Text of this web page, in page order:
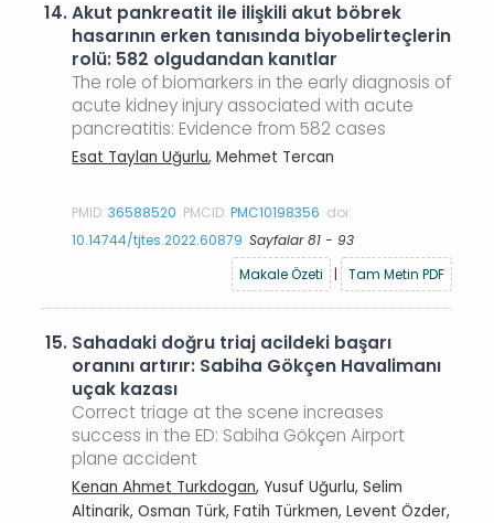
14.Akut pankreatit ile ilişkili akut böbrek
hasarının erken tanısında biyobelirteçlerin
rolü: 582 olgudandan kanıtlar
The role of biomarkers in the early diagnosis of
acute kidney injury associated with acute
pancreatitis: Evidence from 582 cases
Esat Taylan Uğurlu, Mehmet Tercan
PMID:36588520 PMCID:PMC10198356 doi:
10.14744/tjtes.2022.60879 Sayfalar 81 - 93
Makale Özeti
| Tam Metin PDF
15. Sahadaki doğru triaj acildeki başarı
oranını artırır: Sabiha Gökçen Havalimanı
uçak kazası
Correct triage at the scene increases
success in the ED: Sabiha Gökçen Airport
plane accident
Kenan Ahmet Turkdogan, Yusuf Uğurlu, Selim
Altinarik, Osman Türk, Fatih Türkmen, Levent Özder,